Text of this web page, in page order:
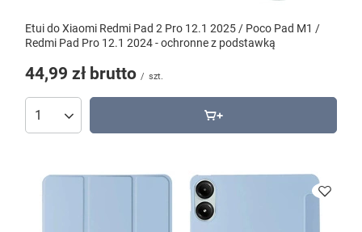
Etui do Xiaomi Redmi Pad 2 Pro 12.1 2025 / Poco Pad M1 /
Redmi Pad Pro 12.1 2024 - ochronne z podstawką
44,99 zł brutto / szt.